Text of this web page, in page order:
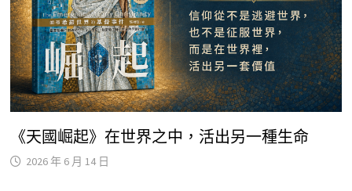
《天國崛起》在世界之中，活出另一種生命
2026 年 6 月 14 日